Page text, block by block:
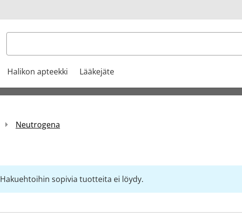
Haku
Halikon apteekki Lääkejäte
Neutrogena
Hakuehtoihin sopivia tuotteita ei löydy.